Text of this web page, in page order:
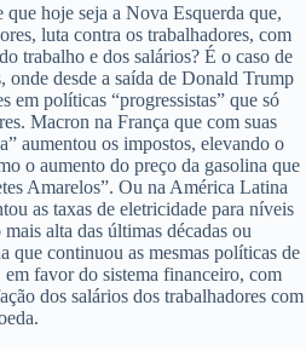
hoje seja a Nova Esquerda que,
luta contra os trabalhadores, com
trabalho e dos salários? É o caso de
onde desde a saída de Donald Trump
em políticas “progressistas” que só
Macron na França que com suas
aumentou os impostos, elevando o
o aumento do preço da gasolina que
Amarelos”. Ou na América Latina
as taxas de eletricidade para níveis
alta das últimas décadas ou
que continuou as mesmas políticas de
favor do sistema financeiro, com
dos salários dos trabalhadores com